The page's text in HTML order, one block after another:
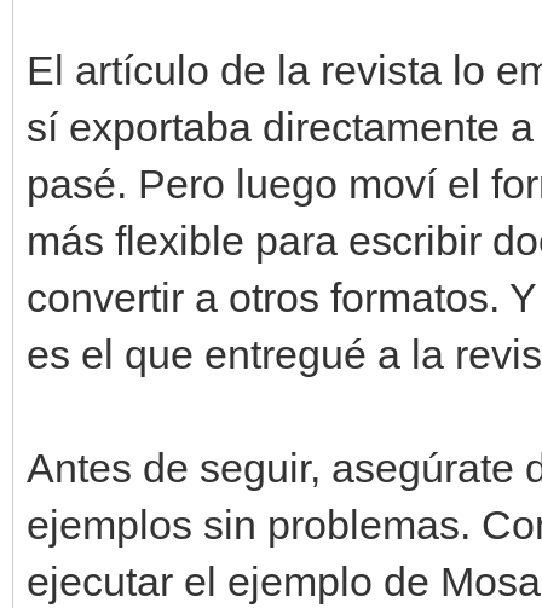
El artículo de la revista lo
sí exportaba directamente
pasé. Pero luego moví el
más flexible para escribir
convertir a otros formatos.
es el que entregué a la
Antes de seguir, asegúrate
ejemplos sin problemas.
ejecutar el ejemplo de